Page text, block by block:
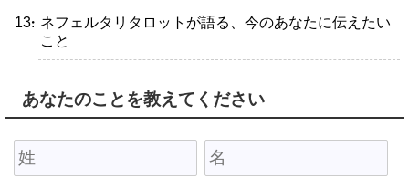
・ネフェルタリタロットが語る、今のあなたに伝えたい
こと
あなたのことを教えてください